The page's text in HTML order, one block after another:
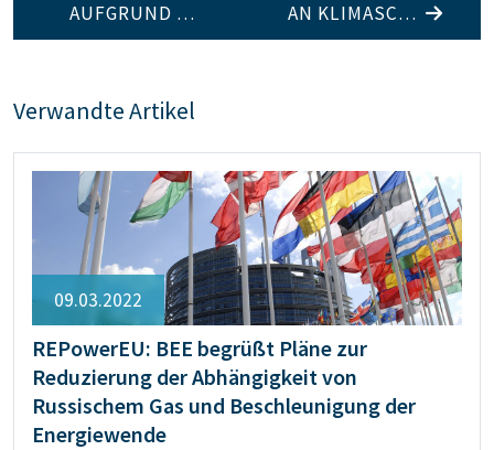
AUFGRUND …
AN KLIMASC…
Verwandte Artikel
09.03.2022
REPowerEU: BEE begrüßt Pläne zur
Reduzierung der Abhängigkeit von
Russischem Gas und Beschleunigung der
Energiewende